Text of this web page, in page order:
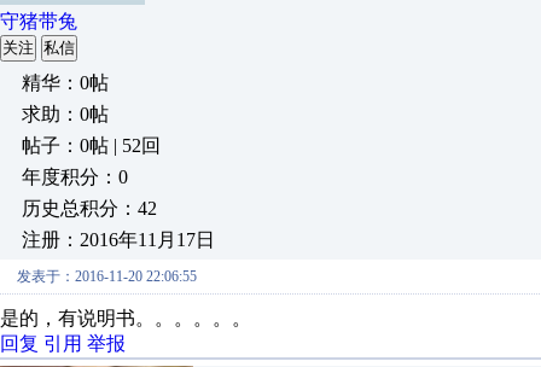
守猪带兔
关注 私信
精华：0帖
求助：0帖
帖子：0帖 | 52回
年度积分：0
历史总积分：42
注册：2016年11月17日
发表于：2016-11-20 22:06:55
是的，有说明书。。。。。。
回复 引用 举报